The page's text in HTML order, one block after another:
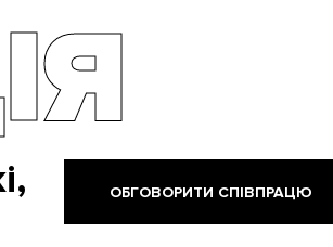
ОБГОВОРИТИ СПІВПРАЦЮ